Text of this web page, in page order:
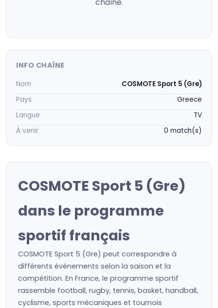
INFO CHAÎNE
Nom
COSMOTE Sport 5 (Gre)
Pays
Greece
Langue
TV
À venir
0 match(s)
COSMOTE Sport 5 (Gre)
dans le programme
sportif français
COSMOTE Sport 5 (Gre) peut correspondre à
différents événements selon la saison et la
compétition. En France, le programme sportif
rassemble football, rugby, tennis, basket, handball,
cyclisme, sports mécaniques et tournois